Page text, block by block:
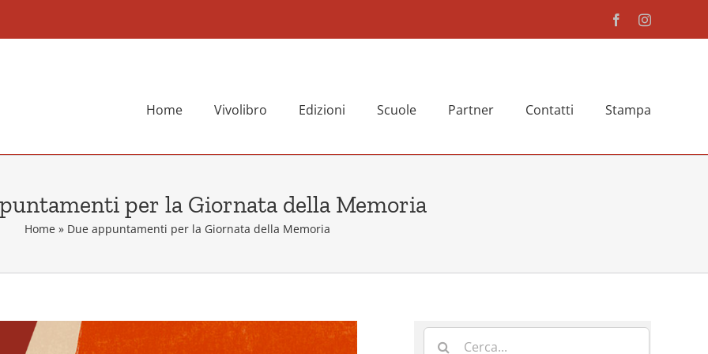
FacebookInstagram
Home Vivolibro Edizioni Scuole Partner Contatti Stampa
per la Giornata della Memoria
Home » Due appuntamenti per la Giornata della Memoria